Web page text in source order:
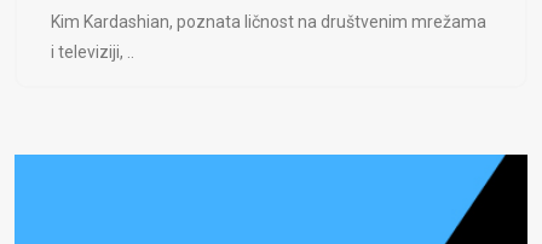
Kim Kardashian, poznata ličnost na društvenim mrežama
i televiziji, ..